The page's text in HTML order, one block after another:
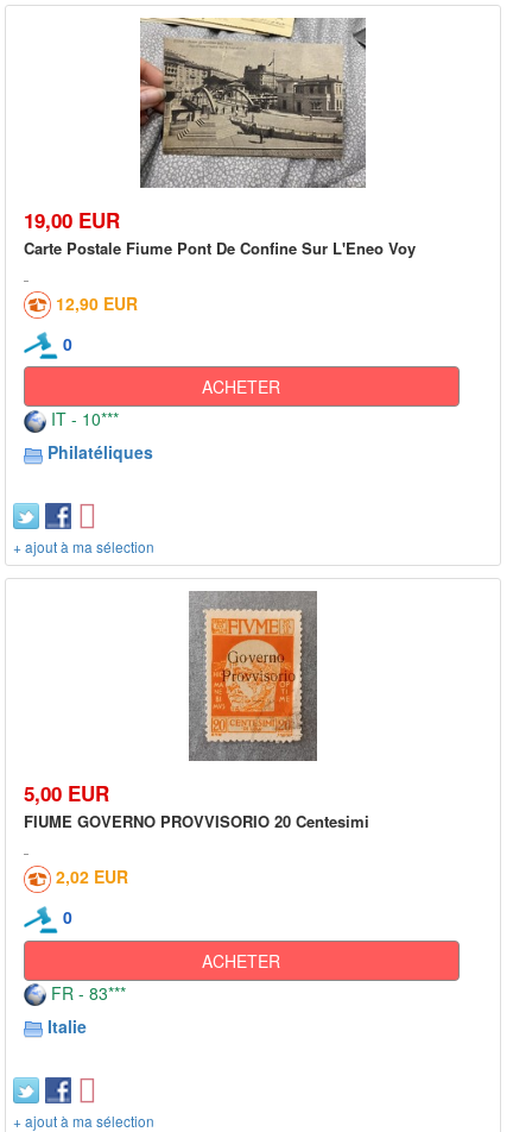
19,00 EUR
Carte Postale Fiume Pont De Confine Sur L'Eneo Voy
12,90 EUR
0
ACHETER
IT - 10***
Philatéliques
+ ajout à ma sélection
5,00 EUR
FIUME GOVERNO PROVVISORIO 20 Centesimi
2,02 EUR
0
ACHETER
FR - 83***
Italie
+ ajout à ma sélection